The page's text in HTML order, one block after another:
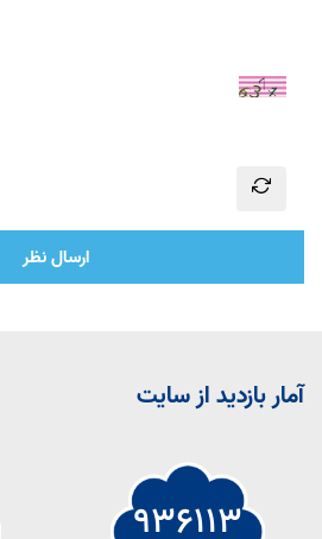
ارسال نظر
آمار بازدید از سایت
936113